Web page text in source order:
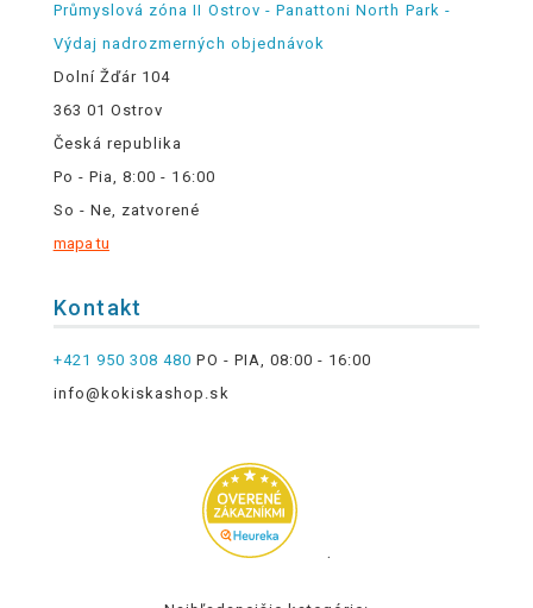
Průmyslová zóna II Ostrov - Panattoni North Park -
Výdaj nadrozmerných objednávok
Dolní Žďár 104
363 01 Ostrov
Česká republika
Po - Pia, 8:00 - 16:00
So - Ne, zatvorené
mapa tu
Kontakt
+421 950 308 480 PO - PIA, 08:00 - 16:00
info@kokiskashop.sk
.